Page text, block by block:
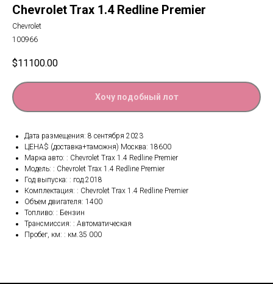
Chevrolet Trax 1.4 Redline Premier
Chevrolet
100966
$11100.00
Хочу подобный лот
Дата размещения: 8 сентября 2023
ЦЕНА$ (доставка+таможня) Москва: 18600
Марка авто: : Chevrolet Trax 1.4 Redline Premier
Модель: : Chevrolet Trax 1.4 Redline Premier
Год выпуска: : год.2018
Комплектация: : Chevrolet Trax 1.4 Redline Premier
Объем двигателя: 1400
Топливо: : Бензин
Трансмиссия: : Автоматическая
Пробег, км: : км.35 000